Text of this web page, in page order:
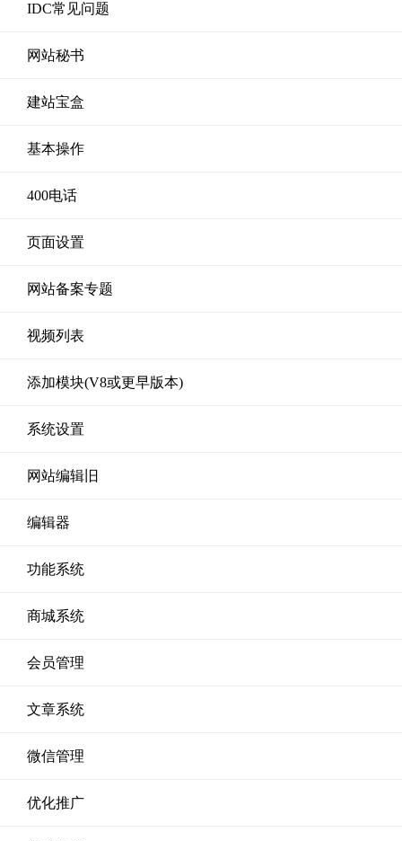
IDC常见问题
网站秘书
建站宝盒
基本操作
400电话
页面设置
网站备案专题
视频列表
添加模块(V8或更早版本)
系统设置
网站编辑旧
编辑器
功能系统
商城系统
会员管理
文章系统
微信管理
优化推广